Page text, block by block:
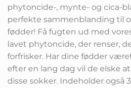
phytoncide-, mynte- og cica-
perfekte sammenblanding til
fødder! Få fugten ud med
lavet phytoncide, der renser,
forfrisker. Har dine fødder
efter en lang dag vil de elske
disse sokker. Indeholder også